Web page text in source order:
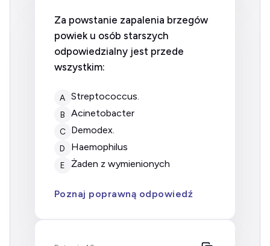
Za powstanie zapalenia brzegów
powiek u osób starszych
odpowiedzialny jest przede
wszystkim:
A Streptococcus.
B Acinetobacter
C Demodex.
D Haemophilus
E żaden z wymienionych
Poznaj poprawną odpowiedź